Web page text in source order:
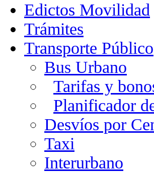
Edictos Movilidad
Trámites
Transporte Público
Bus Urbano
Tarifas y
Planificador
Desvíos por
Taxi
Interurbano